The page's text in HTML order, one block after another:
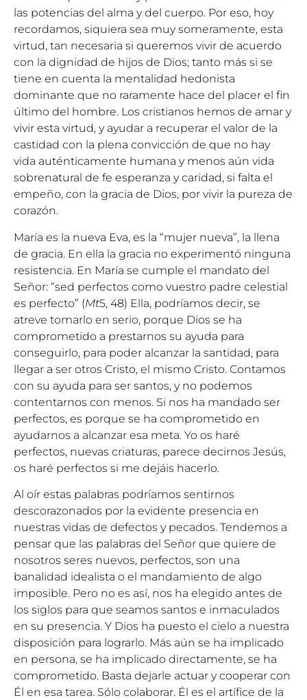
las potencias del alma y del cuerpo. Por eso, hoy
recordamos, siquiera sea muy someramente, esta
virtud, tan necesaria si queremos vivir de acuerdo
con la dignidad de hijos de Dios; tanto más si se
tiene en cuenta la mentalidad hedonista
dominante que no raramente hace del placer el fin
último del hombre. Los cristianos hemos de amar y
vivir esta virtud, y ayudar a recuperar el valor de la
castidad con la plena convicción de que no hay
vida auténticamente humana y menos aún vida
sobrenatural de fe esperanza y caridad, si falta el
empeño, con la gracia de Dios, por vivir la pureza de
corazón.
María es la nueva Eva, es la “mujer nueva”, la llena
de gracia. En ella la gracia no experimentó ninguna
resistencia. En María se cumple el mandato del
Señor: “sed perfectos como vuestro padre celestial
es perfecto” (Mt5, 48) Ella, podríamos decir, se
atreve tomarlo en serio, porque Dios se ha
comprometido a prestarnos su ayuda para
conseguirlo, para poder alcanzar la santidad, para
llegar a ser otros Cristo, el mismo Cristo. Contamos
con su ayuda para ser santos, y no podemos
contentarnos con menos. Si nos ha mandado ser
perfectos, es porque se ha comprometido en
ayudarnos a alcanzar esa meta. Yo os haré
perfectos, nuevas criaturas, parece decirnos Jesús,
os haré perfectos si me dejáis hacerlo.
Al oír estas palabras podríamos sentirnos
descorazonados por la evidente presencia en
nuestras vidas de defectos y pecados. Tendemos a
pensar que las palabras del Señor que quiere de
nosotros seres nuevos, perfectos, son una
banalidad idealista o el mandamiento de algo
imposible. Pero no es así, nos ha elegido antes de
los siglos para que seamos santos e inmaculados
en su presencia. Y Dios ha puesto el cielo a nuestra
disposición para lograrlo. Más aún se ha implicado
en persona, se ha implicado directamente, se ha
comprometido. Basta dejarle actuar y cooperar con
Él en esa tarea. Sólo colaborar. Él es el artífice de la